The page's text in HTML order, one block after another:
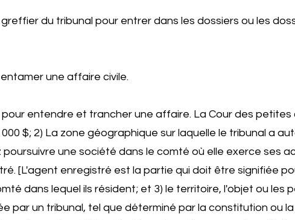
du tribunal pour entrer dans les dossiers ou les
une affaire civile.
pour entendre et trancher une affaire. La Cour des petites
$; 2) La zone géographique sur laquelle le tribunal a
une société dans le comté où elle exerce ses
[L'agent enregistré est la partie qui doit être signifiée
dans lequel ils résident; et 3) le territoire, l'objet ou les
par un tribunal, tel que déterminé par la constitution ou la